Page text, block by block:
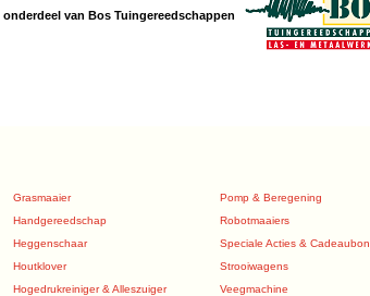
onderdeel van Bos Tuingereedschappen
Grasmaaier
Handgereedschap
Heggenschaar
Houtklover
Hogedrukreiniger & Alleszuiger
Pomp & Beregening
Robotmaaiers
Speciale Acties & Cadeaubon
Strooiwagens
Veegmachine